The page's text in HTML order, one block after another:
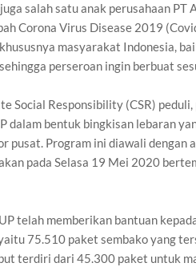
salah satu anak perusahaan
Corona Virus Disease 2019
masyarakat Indonesia,
perseroan ingin berbuat
Social Responsibility (CSR)
dalam bentuk bingkisan lebaran
pusat. Program ini diawali dengan
pada Selasa 19 Mei 2020
telah memberikan bantuan
75.510 paket sembako yang
terdiri dari 45.300 paket untuk